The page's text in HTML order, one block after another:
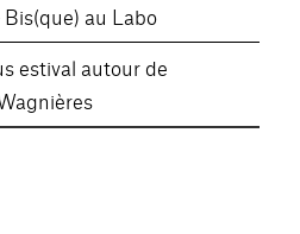
au Labo
estival autour de